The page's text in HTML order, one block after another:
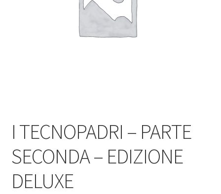
I TECNOPADRI – PARTE
SECONDA – EDIZIONE
DELUXE